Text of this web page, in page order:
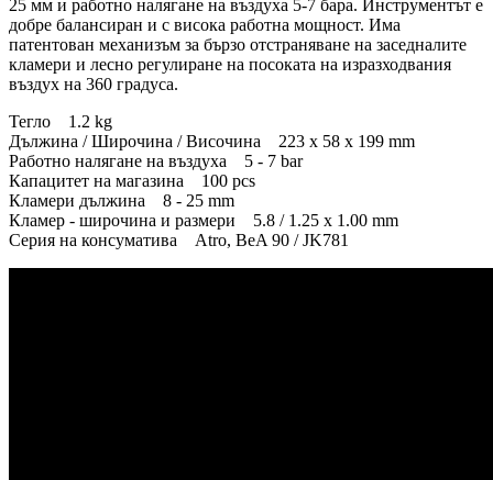
25 мм и работно налягане на въздуха 5-7 бара. Инструментът е
добре балансиран и с висока работна мощност. Има
патентован механизъм за бързо отстраняване на заседналите
кламери и лесно регулиране на посоката на изразходвания
въздух на 360 градуса.
Тегло 1.2 kg
Дължина / Широчина / Височина 223 x 58 x 199 mm
Работно налягане на въздуха 5 - 7 bar
Капацитет на магазина 100 pcs
Кламери дължина 8 - 25 mm
Кламер - широчина и размери 5.8 / 1.25 x 1.00 mm
Серия на консуматива Atro, BeA 90 / JK781